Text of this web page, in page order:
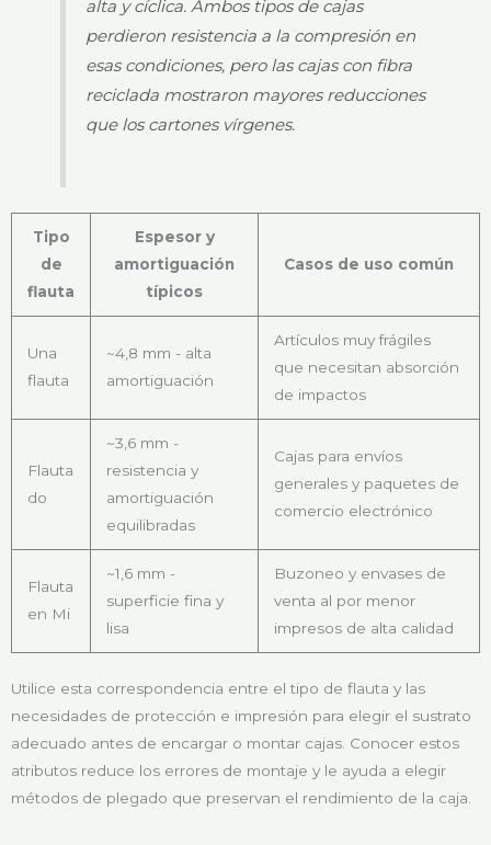
alta y cíclica. Ambos tipos de cajas
perdieron resistencia a la compresión en
esas condiciones, pero las cajas con fibra
reciclada mostraron mayores reducciones
que los cartones vírgenes.
Tipo
de
flauta
Espesor y
amortiguación
típicos
Casos de uso común
Una
flauta
~4,8 mm - alta
amortiguación
Artículos muy frágiles
que necesitan absorción
de impactos
Flauta
do
~3,6 mm -
resistencia y
amortiguación
equilibradas
Cajas para envíos
generales y paquetes de
comercio electrónico
Flauta
en Mi
~1,6 mm -
superficie fina y
lisa
Buzoneo y envases de
venta al por menor
impresos de alta calidad
Utilice esta correspondencia entre el tipo de flauta y las
necesidades de protección e impresión para elegir el sustrato
adecuado antes de encargar o montar cajas. Conocer estos
atributos reduce los errores de montaje y le ayuda a elegir
métodos de plegado que preservan el rendimiento de la caja.